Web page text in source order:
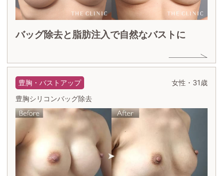
バッグ除去と脂肪注入で自然なバストに
豊胸シリコンバッグ除去
豊胸・バストアップ 女性・31歳